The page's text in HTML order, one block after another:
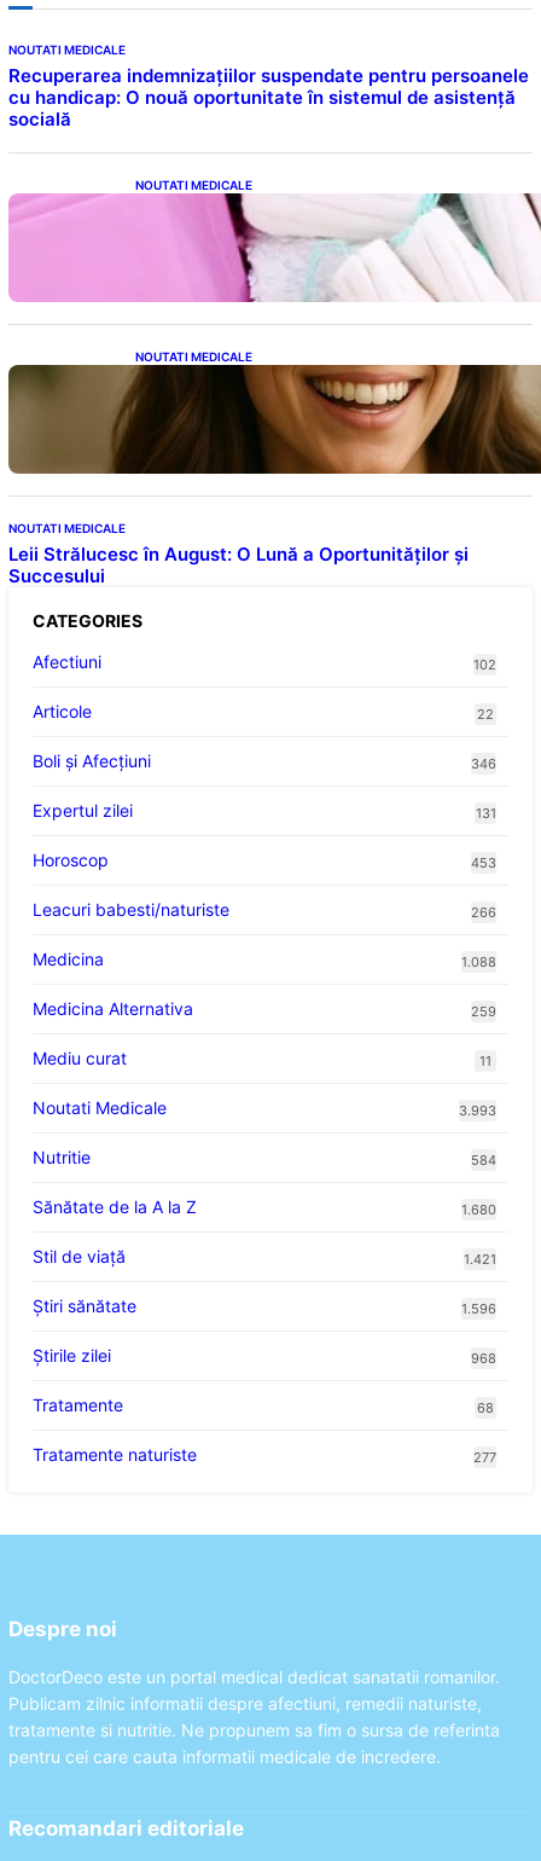
NOUTATI MEDICALE
Recuperarea indemnizațiilor suspendate pentru persoanele
cu handicap: O nouă oportunitate în sistemul de asistență
socială
NOUTATI MEDICALE
Tampoanele menstruale: O analiză profundă
a riscurilor legate de metale toxice
NOUTATI MEDICALE
Ceaiul – Băutura care protejează inima:
Descoperiri recente despre beneficiile
consumului zilnic
NOUTATI MEDICALE
Leii Strălucesc în August: O Lună a Oportunităților și
Succesului
CATEGORIES
Afectiuni
102
Articole 22
Boli și Afecțiuni 346
Expertul zilei 131
Horoscop 453
Leacuri babesti/naturiste 266
Medicina 1.088
Medicina Alternativa 259
Mediu curat 11
Noutati Medicale 3.993
Nutritie 584
Sănătate de la A la Z 1.680
Stil de viaţă 1.421
Ştiri sănătate 1.596
Știrile zilei 968
Tratamente 68
Tratamente naturiste 277
Despre noi
DoctorDeco este un portal medical dedicat sanatatii romanilor.
Publicam zilnic informatii despre afectiuni, remedii naturiste,
tratamente si nutritie. Ne propunem sa fim o sursa de referinta
pentru cei care cauta informatii medicale de incredere.
Recomandari editoriale